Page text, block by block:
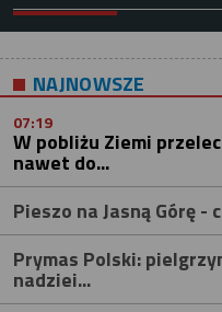
NAJNOWSZE
07:19
W pobliżu Ziemi
nawet do...
Pieszo na Jasną Górę -
Prymas Polski:
nadziei...